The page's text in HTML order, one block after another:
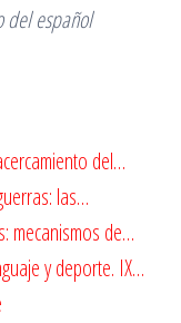
del español
del…
las…
mecanismos de…
y deporte. IX…